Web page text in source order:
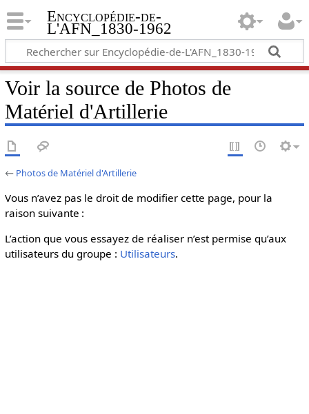
Encyclopédie-de-
L'AFN_1830-1962
Voir la source de Photos de
Matériel d'Artillerie
← Photos de Matériel d'Artillerie
Vous n’avez pas le droit de modifier cette page, pour la
raison suivante :
L’action que vous essayez de réaliser n’est permise qu’aux
utilisateurs du groupe : Utilisateurs.